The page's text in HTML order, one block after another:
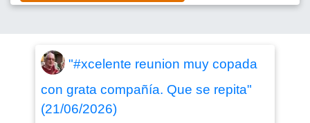
"#xcelente reunion muy copada
con grata compañía. Que se repita"
(21/06/2026)